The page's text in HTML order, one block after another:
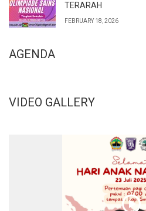
TERARAH
FEBRUARY 18, 2026
AGENDA
VIDEO GALLERY